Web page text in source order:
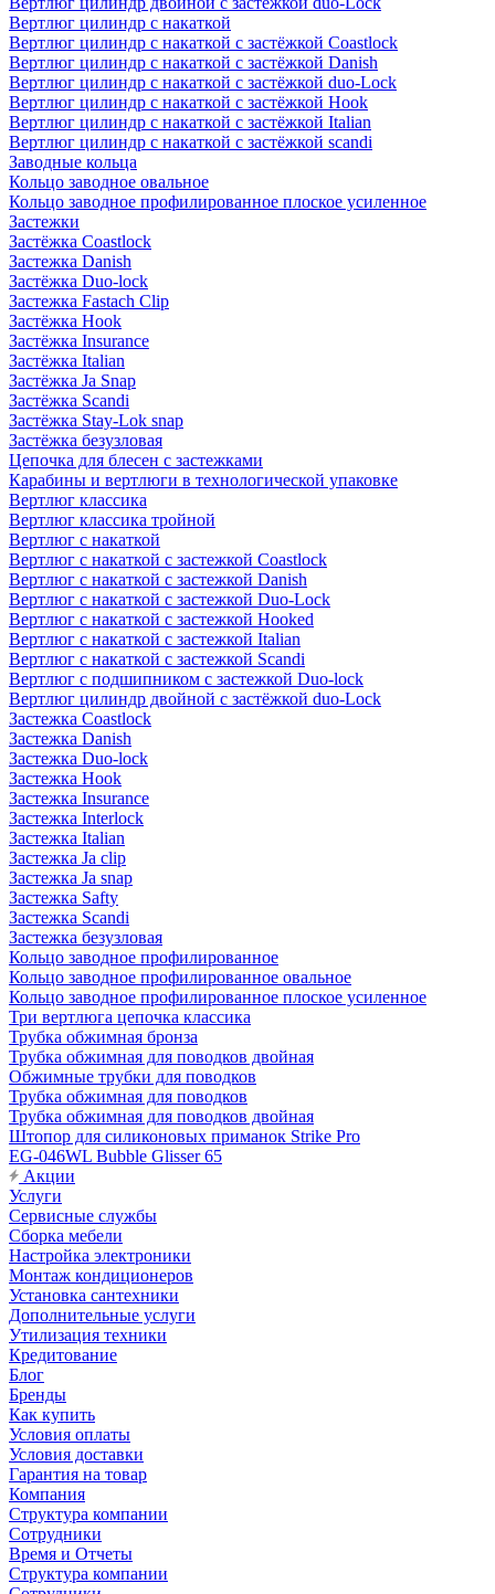
Вертлюг цилиндр с накаткой
Вертлюг цилиндр с накаткой с застёжкой Coastlock
Вертлюг цилиндр с накаткой с застёжкой Danish
Вертлюг цилиндр с накаткой с застёжкой duo-Lock
Вертлюг цилиндр с накаткой с застёжкой Hook
Вертлюг цилиндр с накаткой с застёжкой Italian
Вертлюг цилиндр с накаткой с застёжкой scandi
Заводные кольца
Кольцо заводное овальное
Кольцо заводное профилированное плоское усиленное
Застежки
Застёжка Coastlock
Застежка Danish
Застёжка Duo-lock
Застежка Fastach Clip
Застёжка Hook
Застёжка Insurance
Застёжка Italian
Застёжка Ja Snap
Застёжка Scandi
Застёжка Stay-Lok snap
Застёжка безузловая
Цепочка для блесен с застежками
Карабины и вертлюги в технологической упаковке
Вертлюг классика
Вертлюг классика тройной
Вертлюг с накаткой
Вертлюг с накаткой с застежкой Coastlock
Вертлюг с накаткой с застежкой Danish
Вертлюг с накаткой с застежкой Duo-Lock
Вертлюг с накаткой с застежкой Hooked
Вертлюг с накаткой с застежкой Italian
Вертлюг с накаткой с застежкой Scandi
Вертлюг с подшипником с застежкой Duo-lock
Вертлюг цилиндр двойной с застёжкой duo-Lock
Застежка Coastlock
Застежка Danish
Застежка Duo-lock
Застежка Hook
Застежка Insurance
Застежка Interlock
Застежка Italian
Застежка Ja clip
Застежка Ja snap
Застежка Safty
Застежка Scandi
Застежка безузловая
Кольцо заводное профилированное
Кольцо заводное профилированное овальное
Кольцо заводное профилированное плоское усиленное
Три вертлюга цепочка классика
Трубка обжимная бронза
Трубка обжимная для поводков двойная
Обжимные трубки для поводков
Трубка обжимная для поводков
Трубка обжимная для поводков двойная
Штопор для силиконовых приманок Strike Pro
EG-046WL Bubble Glisser 65
Акции
Услуги
Сервисные службы
Сборка мебели
Настройка электроники
Монтаж кондиционеров
Установка сантехники
Дополнительные услуги
Утилизация техники
Кредитование
Блог
Бренды
Как купить
Условия оплаты
Условия доставки
Гарантия на товар
Компания
Структура компании
Сотрудники
Время и Отчеты
Структура компании